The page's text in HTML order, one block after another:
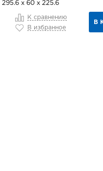
295.6 х 60 х 225.6
К сравнению
В избранное
В